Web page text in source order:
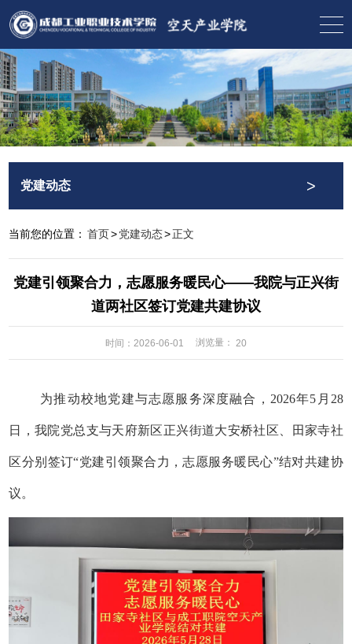
党建动态 >
当前您的位置： 首页>党建动态>正文
党建引领聚合力，志愿服务暖民心——我院与正兴街
道两社区签订党建共建协议
时间：2026-06-01 浏览量： 20
为推动校地党建与志愿服务深度融合， 2026年5 月 28
日，我院党总支与天府新区正兴街道大安桥社区、田家寺社
区分别签订“党建引领聚合力，志愿服务暖民心”结对共建协
议。